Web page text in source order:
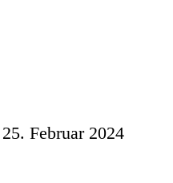
25. Februar 2024